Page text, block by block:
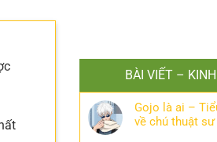
BÀI VIẾT –
Gojo là ai –
về chú thuật